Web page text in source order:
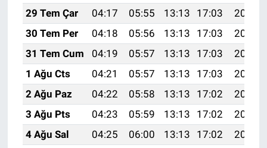
29 Tem Çar
04:17 05:55 13:13 17:03
20:21
30 Tem Per
04:18 05:56 13:13 17:03
20:20
31 Tem Cum
04:19 05:57 13:13 17:03
20:20
1 Ağu Cts
04:21 05:57 13:13 17:03
20:19
2 Ağu Paz
04:22 05:58 13:13 17:02
20:18
3 Ağu Pts
04:23 05:59 13:13 17:02
20:17
4 Ağu Sal
04:25 06:00 13:13 17:02
20:16